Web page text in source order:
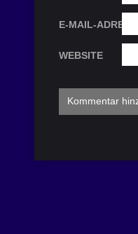
E-MAIL-ADRESSE
WEBSITE